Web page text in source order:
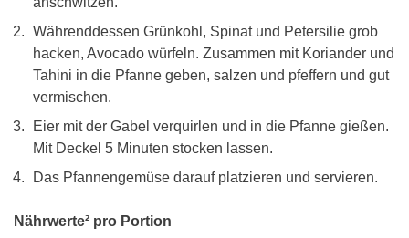
Währenddessen Grünkohl, ­Spinat und Petersilie grob
hacken, Avocado würfeln. Zusammen mit Koriander und
Tahini in die Pfanne geben, salzen und pfeffern und gut
vermischen.
Eier mit der Gabel verquirlen und in die Pfanne gießen.
Mit Deckel 5 Minuten stocken lassen.
Das Pfannengemüse darauf platzieren und servieren.
Nährwerte² pro Portion